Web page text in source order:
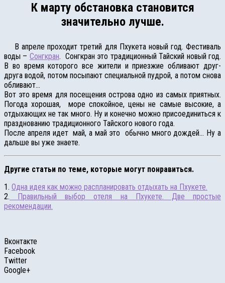
К марту обстановка становится
значительно лучше.
В апреле проходит третий для Пхукета новый год. Фестиваль
воды – Сонгкран. Сонгкран это традиционный Тайский новый год.
В во время которого все жители и приезжие обливают друг-
друга водой, потом посыпают специальной пудрой, а потом снова
обливают…
Вот это время для посещения острова одно из самых приятных.
Погода хорошая, море спокойное, цены не самые высокие, а
отдыхающих не так много. Ну и конечно можно присоединиться к
празднованию традиционного Тайского нового года.
После апреля идет май, а май это обычно много дождей… Ну а
дальше вы уже знаете.
Другие статьи по теме, которые могут понравиться.
1. Одна идея как можно распланировать отдыхать на Пхукете.
2. Правильный выбор отеля на Пхукете. Две простые
рекомендации.
Вконтакте
Facebook
Twitter
Google+